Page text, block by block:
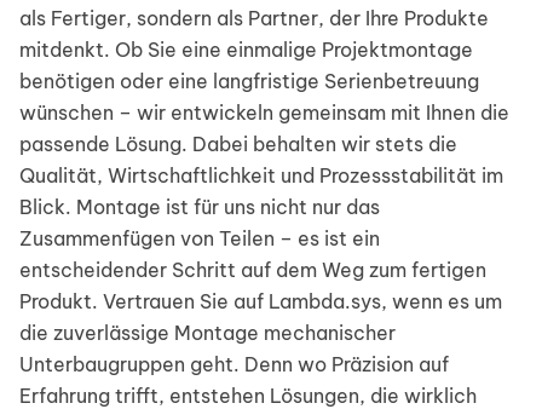
als Fertiger, sondern als Partner, der Ihre Produkte
mitdenkt. Ob Sie eine einmalige Projektmontage
benötigen oder eine langfristige Serienbetreuung
wünschen – wir entwickeln gemeinsam mit Ihnen die
passende Lösung. Dabei behalten wir stets die
Qualität, Wirtschaftlichkeit und Prozessstabilität im
Blick. Montage ist für uns nicht nur das
Zusammenfügen von Teilen – es ist ein
entscheidender Schritt auf dem Weg zum fertigen
Produkt. Vertrauen Sie auf Lambda.sys, wenn es um
die zuverlässige Montage mechanischer
Unterbaugruppen geht. Denn wo Präzision auf
Erfahrung trifft, entstehen Lösungen, die wirklich